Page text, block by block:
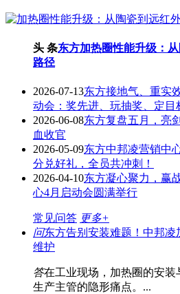
头 条东方加热圈性能升级：
路径
2026-07-13东方接地气、重实
动会：奖先进、玩抽奖、定目
2026-06-08东方复盘五月，亮
血收官
2026-05-09东方中邦凌营销中
分兑好礼，全员共冲刺！
2026-04-10东方凝心聚力，赢
心4月启动会圆满举行
常见问答 更多+
问东方告别安装难题！中邦凌
维护
答在工业现场，加热圈的安
生产主管的隐形痛点。...